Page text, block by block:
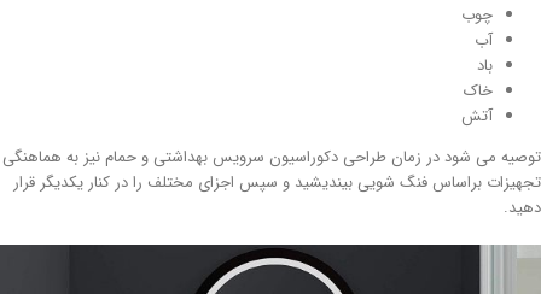
چوب
آب
باد
خاک
آتش
می شود در زمان طراحی دکوراسیون سرویس بهداشتی و حمام نیز به هماهنگی
براساس فنگ شویی بیندیشید و سپس اجزای مختلف را در کنار یکدیگر قرار